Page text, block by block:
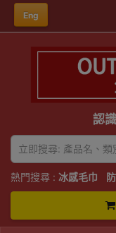
Eng
認
熱門搜尋 : 冰感毛巾